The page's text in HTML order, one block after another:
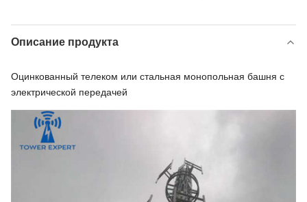
Описание продукта
Оцинкованный телеком или стальная монопольная башня с
электрической передачей